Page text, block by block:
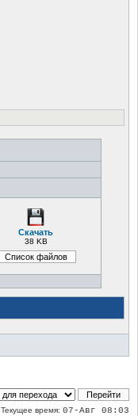
Скачать
38 KB
Текущее время: 07-Авг 08:03